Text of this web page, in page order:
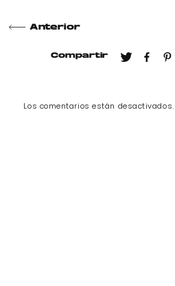
Anterior
Compartir
Los comentarios están desactivados.